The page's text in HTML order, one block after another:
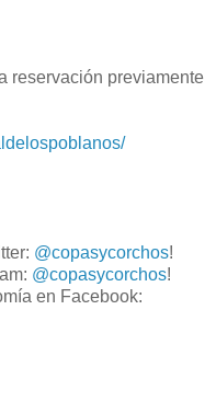
reservación previamente
@copasycorchos!
@copasycorchos!
en Facebook: